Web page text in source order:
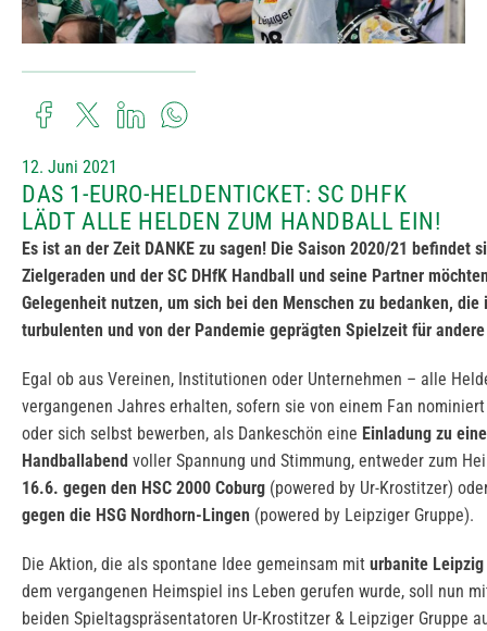
12. Juni 2021
DAS 1-EURO-HELDENTICKET: SC DHFK
LÄDT ALLE HELDEN ZUM HANDBALL EIN!
Es ist an der Zeit DANKE zu sagen! Die Saison 2020/21 befindet
Zielgeraden und der SC DHfK Handball und seine Partner
Gelegenheit nutzen, um sich bei den Menschen zu bedanken, die
turbulenten und von der Pandemie geprägten Spielzeit für
Egal ob aus Vereinen, Institutionen oder Unternehmen – alle
vergangenen Jahres erhalten, sofern sie von einem Fan
oder sich selbst bewerben, als Dankeschön eine Einladung zu
Handballabend voller Spannung und Stimmung, entweder zum
16.6. gegen den HSC 2000 Coburg (powered by Ur-Krostitzer)
gegen die HSG Nordhorn-Lingen (powered by Leipziger Gruppe).
Die Aktion, die als spontane Idee gemeinsam mit urbanite Leipzig
dem vergangenen Heimspiel ins Leben gerufen wurde, soll nun
beiden Spieltagspräsentatoren Ur-Krostitzer & Leipziger Gruppe